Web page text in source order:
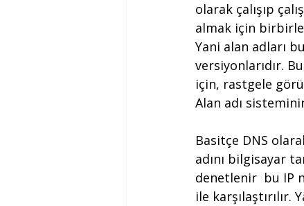
olarak çalışıp
almak için
Yani alan adları
versiyonlarıdır.
için, rastgele
Alan adı
Basitçe DNS
adını bilgisayar
denetlenir  bu IP
ile